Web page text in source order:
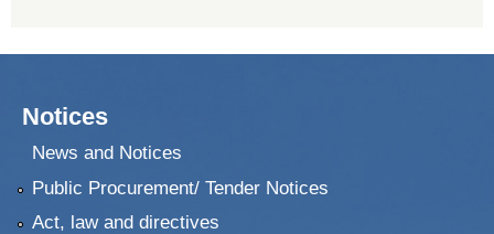
Notices
News and Notices
Public Procurement/ Tender Notices
Act, law and directives